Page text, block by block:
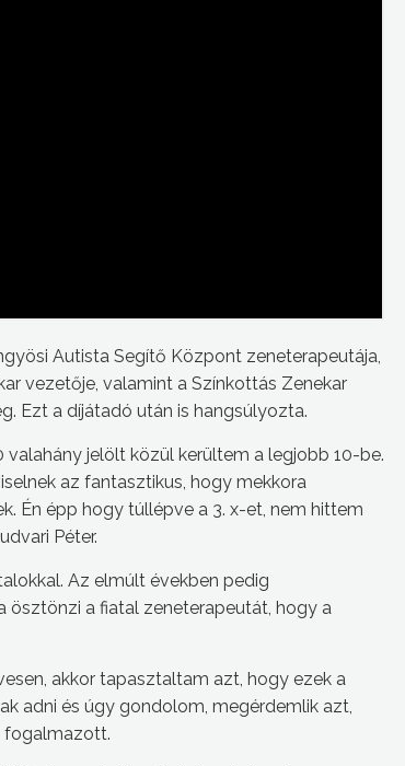
Autista Segítő Központ zeneterapeutája,
vezetője, valamint a Színkottás Zenekar
Ezt a díjátadó után is hangsúlyozta.
jelölt közül kerültem a legjobb 10-be.
az fantasztikus, hogy mekkora
Én épp hogy túllépve a 3. x-et, nem hittem
Péter.
Az elmúlt években pedig
ösztönzi a fiatal zeneterapeutát, hogy a
akkor tapasztaltam azt, hogy ezek a
adni és úgy gondolom, megérdemlik azt,
fogalmazott.